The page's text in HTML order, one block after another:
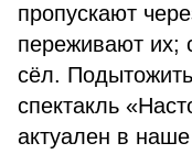
пропускают
переживают их;
сёл.
спектакль
актуален в